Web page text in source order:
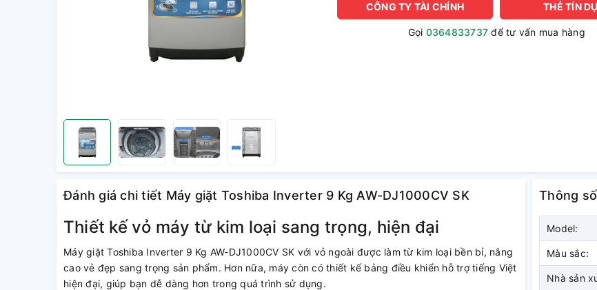
CÔNG TY TÀI CHÍNH
THẺ TÍN
Gọi 0364833737 để tư vấn mua hàng
Đánh giá chi tiết Máy giặt Toshiba Inverter 9 Kg AW-DJ1000CV SK
Thiết kế vỏ máy từ kim loại sang trọng, hiện đại
Máy giặt Toshiba Inverter 9 Kg AW-DJ1000CV SK với vỏ ngoài được làm từ kim loại bền bỉ, nâng
cao vẻ đẹp sang trọng sản phẩm. Hơn nữa, máy còn có thiết kế bảng điều khiển hỗ trợ tiếng Việt
hiện đại, giúp bạn dễ dàng hơn trong quá trình sử dụng.
Thông
Model:
Màu sắc:
Nhà sản